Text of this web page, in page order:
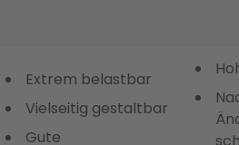
Extrem belastbar
Vielseitig gestaltbar
Gute